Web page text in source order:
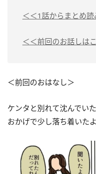
＜＜1話からまとめ読
＜＜前回のお話しは
＜前回のおはなし＞
ケンタと別れて沈んでい
おかげで少し落ち着いた